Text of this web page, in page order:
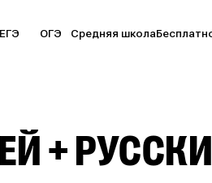
ЕГЭ ОГЭ Средняя школа
+